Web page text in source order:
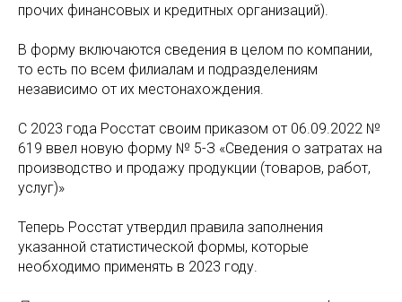
прочих финансовых и кредитных организаций).
В форму включаются сведения в целом по компании,
то есть по всем филиалам и подразделениям
независимо от их местонахождения.
С 2023 года Росстат своим приказом от 06.09.2022 №
619 ввел новую форму № 5-З «Сведения о затратах на
производство и продажу продукции (товаров, работ,
услуг)»
Теперь Росстат утвердил правила заполнения
указанной статистической формы, которые
необходимо применять в 2023 году.